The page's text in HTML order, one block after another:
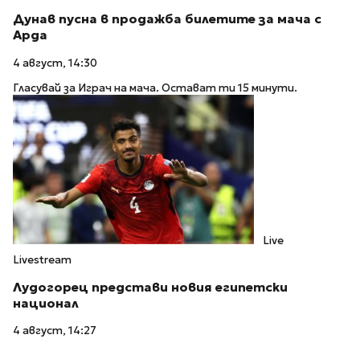
Дунав пусна в продажба билетите за мача с
Арда
4 август, 14:30
Гласувай за Играч на мача. Остават ти 15 минути.
Live
Livestream
Лудогорец представи новия египетски
национал
4 август, 14:27